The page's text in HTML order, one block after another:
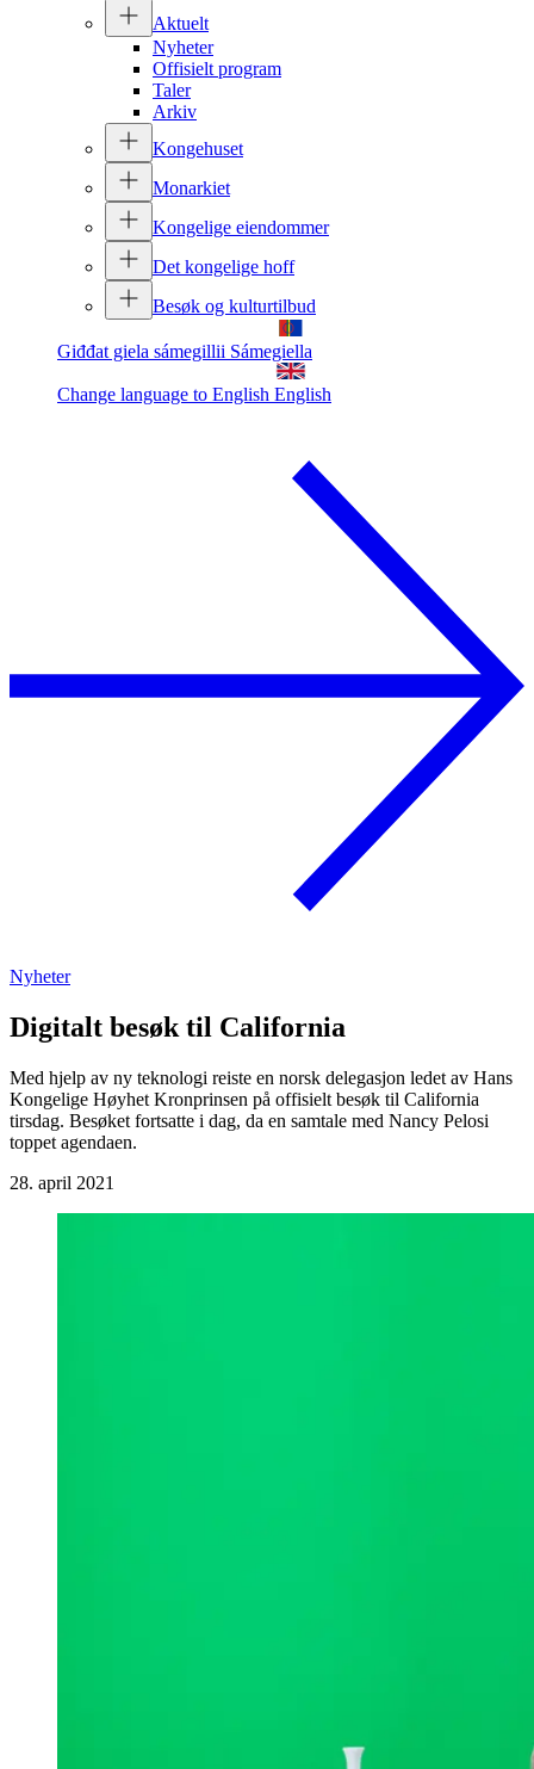
Aktuelt
Nyheter
Offisielt program
Taler
Arkiv
Kongehuset
Monarkiet
Kongelige eiendommer
Det kongelige hoff
Besøk og kulturtilbud
Giđđat giela sámegillii Sámegiella
Change language to English English
Nyheter
Digitalt besøk til California
Med hjelp av ny teknologi reiste en norsk delegasjon ledet av Hans
Kongelige Høyhet Kronprinsen på offisielt besøk til California
tirsdag. Besøket fortsatte i dag, da en samtale med Nancy Pelosi
toppet agendaen.
28. april 2021